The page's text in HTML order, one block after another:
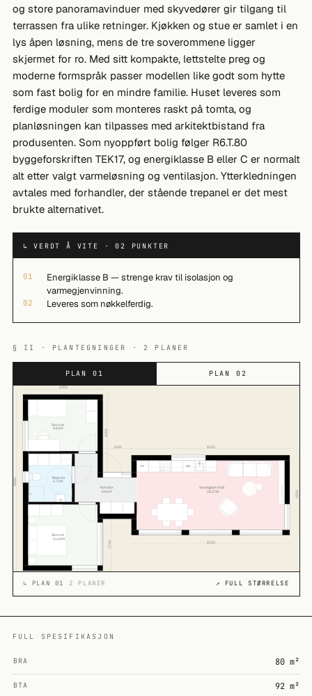
og store panoramavinduer med skyvedører gir tilgang til
terrassen fra ulike retninger. Kjøkken og stue er samlet i en
lys åpen løsning, mens de tre soverommene ligger
skjermet for ro. Med sitt kompakte, lettstelte preg og
moderne formspråk passer modellen like godt som hytte
som fast bolig for en mindre familie. Huset leveres som
ferdige moduler som monteres raskt på tomta, og
planløsningen kan tilpasses med arkitektbistand fra
produsenten. Som nyoppført bolig følger R6.T.80
byggeforskriften TEK17, og energiklasse B eller C er normalt
alt etter valgt varmeløsning og ventilasjon. Ytterkledningen
avtales med forhandler, der stående trepanel er det mest
brukte alternativet.
↳ VERDT Å VITE · 02 PUNKTER
01
Energiklasse B — strenge krav til isolasjon og
varmegjenvinning.
02 Leveres som nøkkelferdig.
§ II · PLANTEGNINGER · 2 PLANER
PLAN 01 PLAN 02
↳ PLAN 01 2 PLANER ↗ FULL STØRRELSE
FULL SPESIFIKASJON
BRA 80 m²
BTA 92 m²